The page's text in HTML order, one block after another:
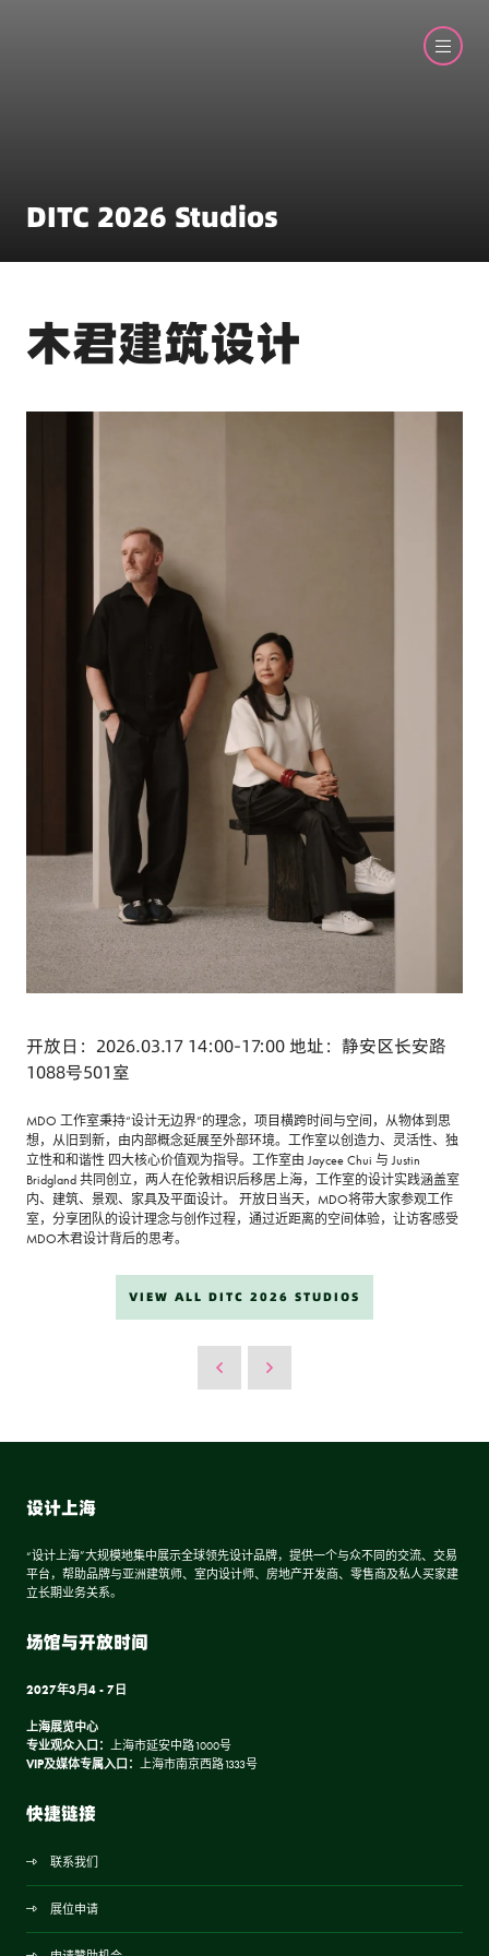
DITC 2026 Studios
木君建筑设计
开放日：2026.03.17 14:00-17:00 地址：静安区长安路
1088号501室
MDO 工作室秉持“设计无边界”的理念，项目横跨时间与空间，从物体到思
想，从旧到新，由内部概念延展至外部环境。工作室以创造力、灵活性、独
立性和和谐性 四大核心价值观为指导。工作室由 Jaycee Chui 与 Justin
Bridgland 共同创立，两人在伦敦相识后移居上海，工作室的设计实践涵盖室
内、建筑、景观、家具及平面设计。 开放日当天，MDO将带大家参观工作
室，分享团队的设计理念与创作过程，通过近距离的空间体验，让访客感受
MDO木君设计背后的思考。
VIEW ALL DITC 2026 STUDIOS
设计上海
“设计上海”大规模地集中展示全球领先设计品牌，提供一个与众不同的交流、交易
平台，帮助品牌与亚洲建筑师、室内设计师、房地产开发商、零售商及私人买家建
立长期业务关系。
场馆与开放时间
2027年3月4 - 7日
上海展览中心
专业观众入口： 上海市延安中路1000号
VIP及媒体专属入口： 上海市南京西路1333号
快捷链接
联系我们
展位申请